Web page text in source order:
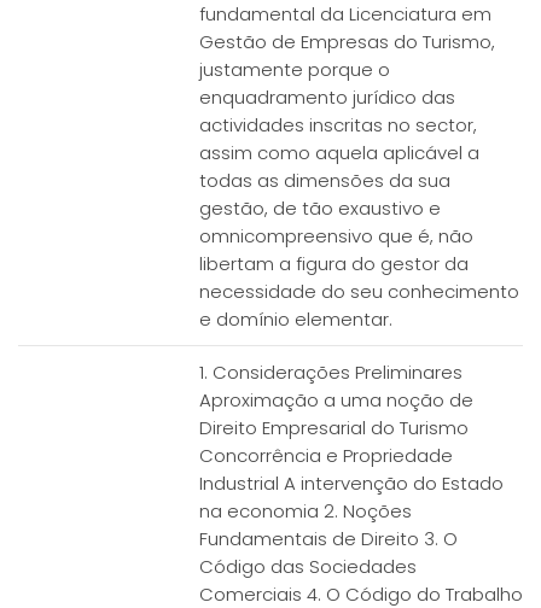
fundamental da Licenciatura em
Gestão de Empresas do Turismo,
justamente porque o
enquadramento jurídico das
actividades inscritas no sector,
assim como aquela aplicável a
todas as dimensões da sua
gestão, de tão exaustivo e
omnicompreensivo que é, não
libertam a figura do gestor da
necessidade do seu conhecimento
e domínio elementar.
1. Considerações Preliminares
Aproximação a uma noção de
Direito Empresarial do Turismo
Concorrência e Propriedade
Industrial A intervenção do Estado
na economia 2. Noções
Fundamentais de Direito 3. O
Código das Sociedades
Comerciais 4. O Código do Trabalho